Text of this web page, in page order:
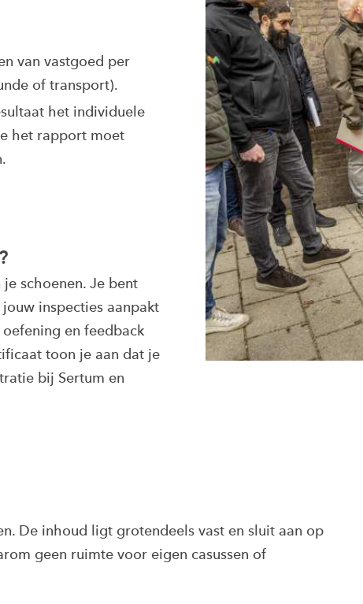
van vastgoed per
of transport).
het individuele
het rapport moet
schoenen. Je bent
inspecties aanpakt
en feedback
toon je aan dat je
bij Sertum en
De inhoud ligt grotendeels vast en sluit aan op
geen ruimte voor eigen casussen of